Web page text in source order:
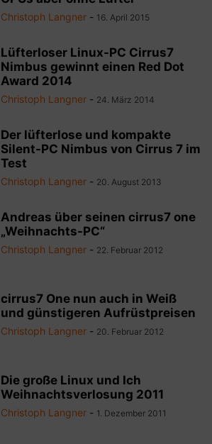
Christoph Langner - 16. April 2015
Lüfterloser Linux-PC Cirrus7
Nimbus gewinnt einen Red Dot
Award 2014
Christoph Langner - 24. März 2014
Der lüfterlose und kompakte
Silent-PC Nimbus von Cirrus 7 im
Test
Christoph Langner - 20. August 2013
Andreas über seinen cirrus7 one
„Weihnachts-PC“
Christoph Langner - 22. Februar 2012
cirrus7 One nun auch in Weiß
und günstigeren Aufrüstpreisen
Christoph Langner - 20. Februar 2012
Die große Linux und Ich
Weihnachtsverlosung 2011
Christoph Langner - 1. Dezember 2011